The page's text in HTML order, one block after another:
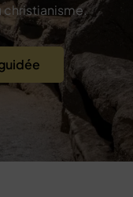
christianisme.